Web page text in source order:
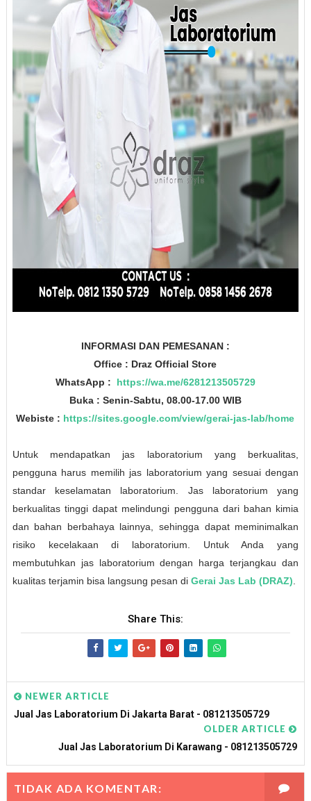
INFORMASI DAN PEMESANAN :
Office : Draz Official Store
WhatsApp : https://wa.me/6281213505729
Buka : Senin-Sabtu, 08.00-17.00 WIB
Webiste : https://sites.google.com/view/gerai-jas-lab/home
Untuk mendapatkan jas laboratorium yang berkualitas,
pengguna harus memilih jas laboratorium yang sesuai dengan
standar keselamatan laboratorium. Jas laboratorium yang
berkualitas tinggi dapat melindungi pengguna dari bahan kimia
dan bahan berbahaya lainnya, sehingga dapat meminimalkan
risiko kecelakaan di laboratorium. Untuk Anda yang
membutuhkan jas laboratorium dengan harga terjangkau dan
kualitas terjamin bisa langsung pesan di Gerai Jas Lab (DRAZ)
Share This:
NEWER ARTICLE
Jual Jas Laboratorium Di Jakarta Barat - 081213505729
OLDER ARTICLE
Jual Jas Laboratorium Di Karawang - 081213505729
TIDAK ADA KOMENTAR: